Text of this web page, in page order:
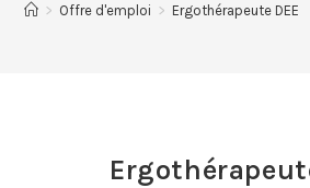
> Offre d'emploi > Ergothérapeute DEE